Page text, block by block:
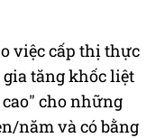
việc cấp thị thực
gia tăng khốc liệt
cho những
năm và có bằng